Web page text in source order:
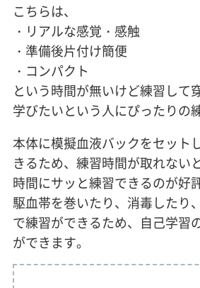
こちらは、
・リアルな感覚・感触
・準備後片付け簡便
・コンパクト
という時間が無いけど練習して
学びたいという人にぴったりの
本体に模擬血液バックをセット
きるため、練習時間が取れない
時間にサッと練習できるのが好
駆血帯を巻いたり、消毒したり
で練習ができるため、自己学習
ができます。